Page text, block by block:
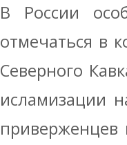
В России
отмечаться в
Северного
исламизации
приверженцев